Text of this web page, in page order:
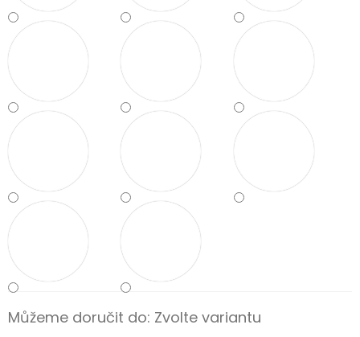
Můžeme doručit do: Zvolte variantu